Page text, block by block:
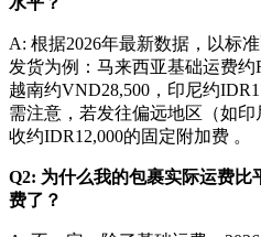
A: 根据2026年最新数据，以标
发货为例：马来西亚基础运费约
越南约VND28,500，印尼约
需注意，若发往偏远地区（如
收约IDR12,000的固定附加费 。
Q2: 为什么我的包裹实际运费
费了？